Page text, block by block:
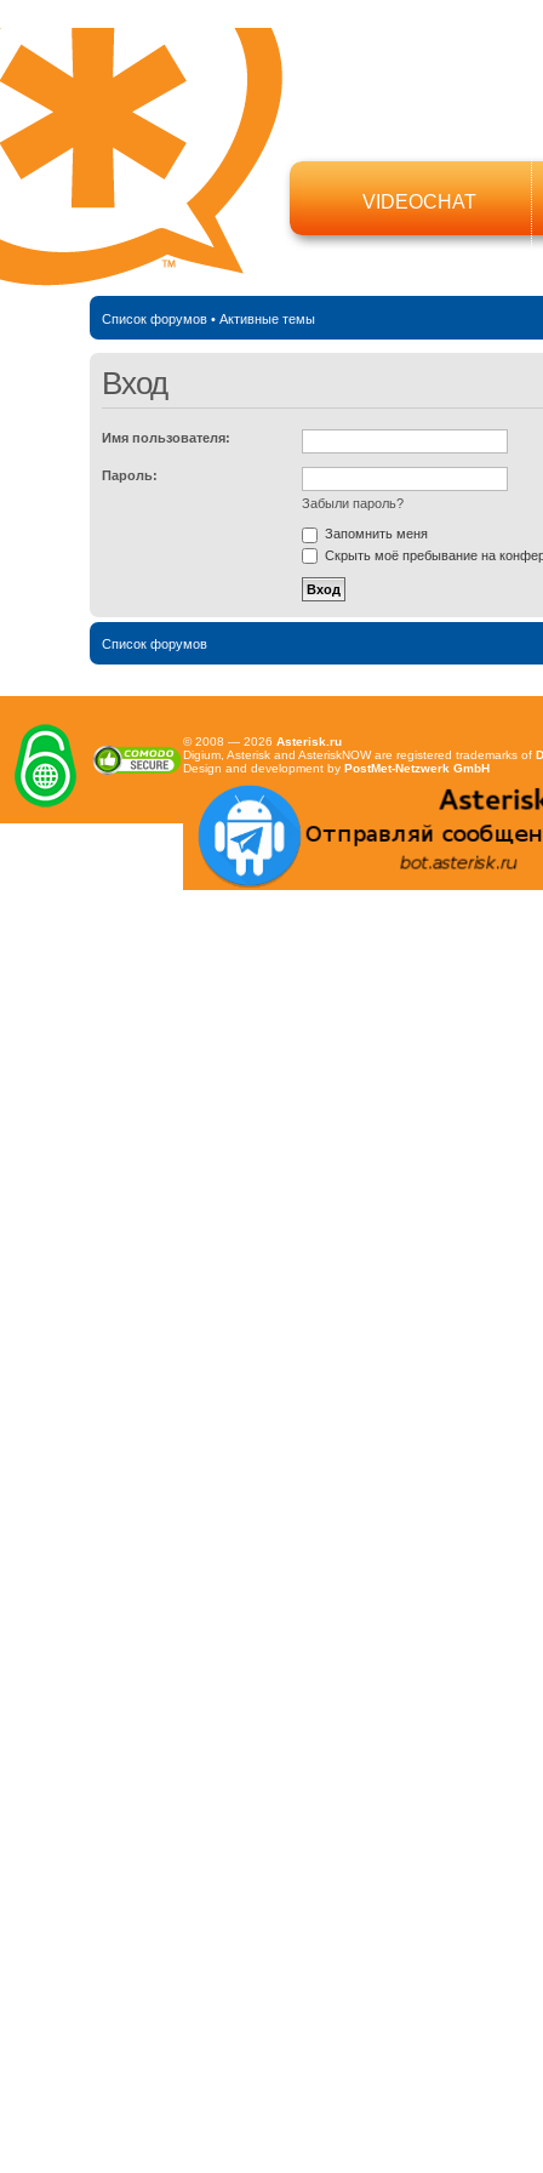
VIDEOCHAT
Список форумов• Активные темы
Вход
Имя пользователя:
Пароль:
Забыли пароль?
Запомнить меня
Скрыть моё пребывание на
Список форумов
© 2008 — 2026 Asterisk.ru
Digium, Asterisk and AsteriskNOW are registered trademarks of
Design and development by PostMet-Netzwerk GmbH